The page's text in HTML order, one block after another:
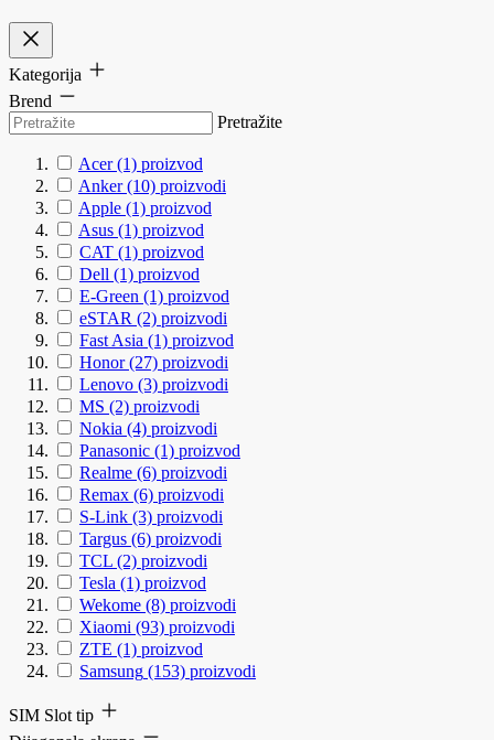
Kategorija
Brend
Pretražite
Acer (1) proizvod
Anker (10) proizvodi
Apple (1) proizvod
Asus (1) proizvod
CAT (1) proizvod
Dell (1) proizvod
E-Green (1) proizvod
eSTAR (2) proizvodi
Fast Asia (1) proizvod
Honor (27) proizvodi
Lenovo (3) proizvodi
MS (2) proizvodi
Nokia (4) proizvodi
Panasonic (1) proizvod
Realme (6) proizvodi
Remax (6) proizvodi
S-Link (3) proizvodi
Targus (6) proizvodi
TCL (2) proizvodi
Tesla (1) proizvod
Wekome (8) proizvodi
Xiaomi (93) proizvodi
ZTE (1) proizvod
Samsung (153) proizvodi
SIM Slot tip